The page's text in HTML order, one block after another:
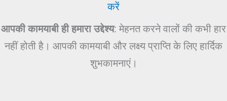
करें
आपकी कामयाबी ही हमारा उद्देश्य: मेहनत करने वालों की कभी हार
नहीं होती है। आपकी कामयाबी और लक्ष्य प्राप्ति के लिए हार्दिक
शुभकामनाएं।